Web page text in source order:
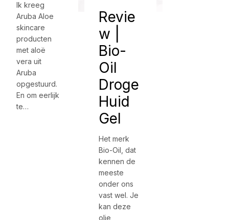
Ik kreeg
Aruba Aloe
skincare
producten
met aloë
vera uit
Aruba
opgestuurd.
En om eerlijk
te…
Revie
w |
Bio-
Oil
Droge
Huid
Gel
Het merk
Bio-Oil, dat
kennen de
meeste
onder ons
vast wel. Je
kan deze
olie